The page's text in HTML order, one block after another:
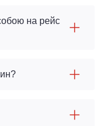
на рейс